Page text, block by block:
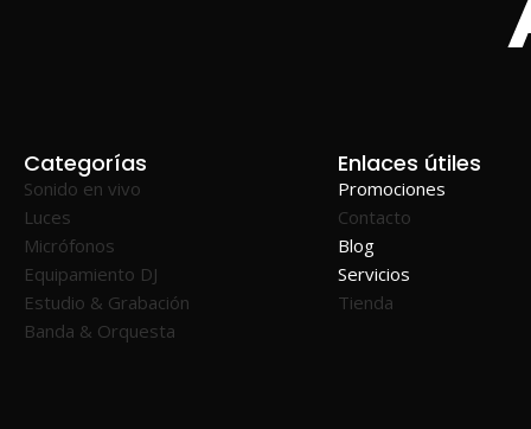
Categorías
Sonido en vivo
Luces
Micrófonos
Equipamiento DJ
Estudio & Grabación
Banda & Orquesta
Enlaces útiles
Promociones
Contacto
Blog
Servicios
Tienda